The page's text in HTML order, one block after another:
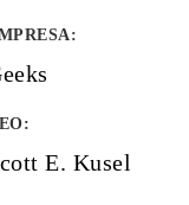
:
E. Kusel